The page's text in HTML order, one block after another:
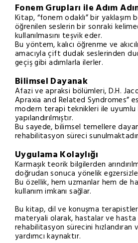
Fonem Grupları ile Adım
Kitap, “fonem odaklı” bir yaklaşım
öğrenilen seslerin bir sonraki
kullanılmasını teşvik eder.
Bu yöntem, kalıcı öğrenme ve
amacıyla çift dudak seslerinden
geçiş gibi adımlarla ilerler.
Bilimsel Dayanak
Afazi ve apraksi bölümleri, D.H.
Apraxia and Related Syndromes”
modern terapi teknikleri ile uyumlu
yapılandırılmıştır.
Bu sayede, bilimsel temellere
rehabilitasyon süreci
Uygulama Kolaylığı
Karmaşık teorik bilgilerden
doğrudan sonuca yönelik
Bu özellik, hem uzmanlar hem de
kullanım imkanı sağlar.
Bu kitap, dil ve konuşma
materyali olarak, hastalar ve hasta
rehabilitasyon sürecini hızlandıran
yardımcı kaynaktır.